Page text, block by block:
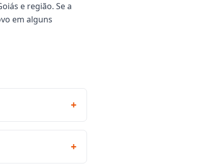
e região. Se a
em alguns
+
+